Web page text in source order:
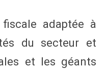
adaptée à
du secteur et
et les géants